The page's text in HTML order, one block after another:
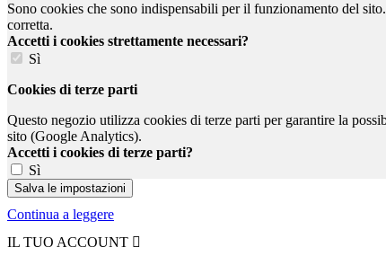
Sono cookies che sono indispensabili per il funzionamento del
corretta.
Accetti i cookies strettamente necessari?
Sì
Cookies di terze parti
Questo negozio utilizza cookies di terze parti per garantire la
sito (Google Analytics).
Accetti i cookies di terze parti?
Sì
Continua a leggere
IL TUO ACCOUNT 